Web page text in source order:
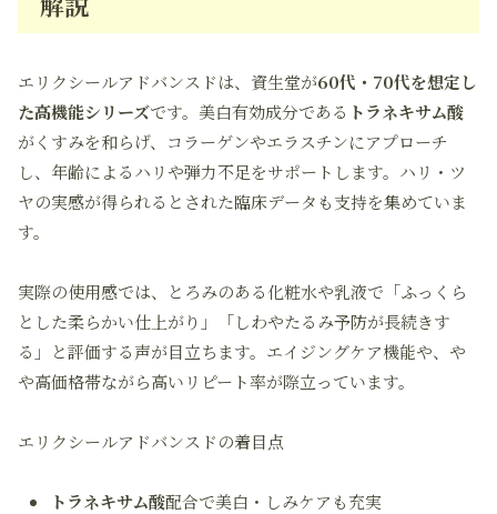
エリクシールアドバンスドは、資生堂が60代・70代を想定し
た高機能シリーズです。美白有効成分である トラネキサム酸
がくすみを和らげ、コラーゲンやエラスチンにアプローチ
し、年齢によるハリや弾力不足をサポートします。ハリ・ツ
ヤの実感が得られるとされた臨床データも支持を集めていま
す。
実際の使用感では、とろみのある化粧水や乳液で「ふっくら
とした柔らかい仕上がり」「しわやたるみ予防が長続きす
る」と評価する声が目立ちます。エイジングケア機能や、や
や高価格帯ながら高いリピート率が際立っています。
エリクシールアドバンスドの着目点
トラネキサム酸配合で美白・しみケアも充実